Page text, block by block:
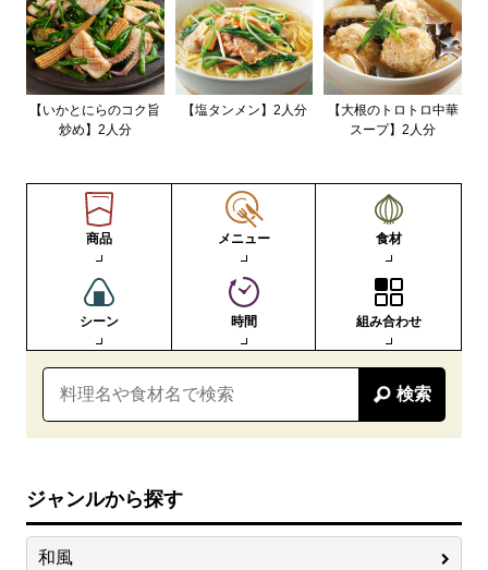
【いかとにらのコク旨
炒め】2人分
【塩タンメン】2人分
【大根のトロトロ中華
スープ】2人分
商品 メニュー 食材
シーン 時間 組み合わせ
検索
ジャンルから探す
和風